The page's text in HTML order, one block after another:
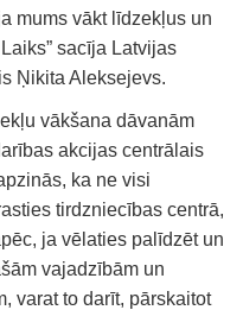
mums vākt līdzekļus un
sacīja Latvijas
Ņikita Aleksejevs.
vākšana dāvanām
akcijas centrālais
ka ne visi
tirdzniecības centrā,
ja vēlaties palīdzēt un
vajadzībām un
varat to darīt, pārskaitot